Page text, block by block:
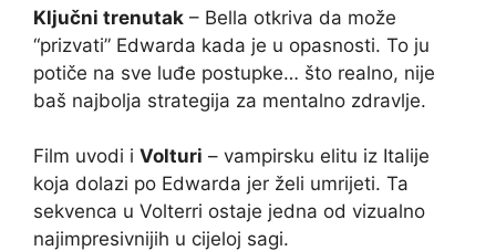
Ključni trenutak – Bella otkriva da može
“prizvati” Edwarda kada je u opasnosti. To ju
potiče na sve luđe postupke… što realno, nije
baš najbolja strategija za mentalno zdravlje.
Film uvodi i Volturi – vampirsku elitu iz Italije
koja dolazi po Edwarda jer želi umrijeti. Ta
sekvenca u Volterri ostaje jedna od vizualno
najimpresivnijih u cijeloj sagi.